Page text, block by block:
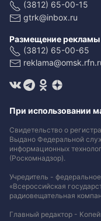
(3812) 65-00-15
gtrk@inbox.ru
Размещение рекламы
(3812) 65-00-65
При использовании
Свидетельство о
Выдано Федеральной
информационных
(Роскомнадзор).
Учредитель -
«Всероссийская
радиовещательная
Главный редактор -